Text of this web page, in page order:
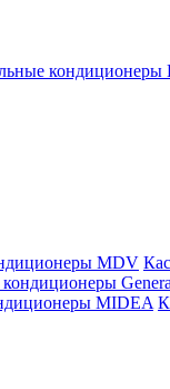
кондиционеры
MDV
MIDEA